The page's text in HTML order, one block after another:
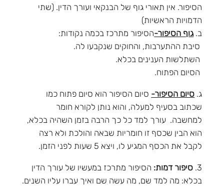
הסיפור. אין תאורי גוף של הבנקאי ועורך הדין. (שתי
הדמויות הראשיות)
ב.גוף הסיפור-הסיפור מתרכז בכמה נקודות:
סיבת ההתערבות, והחוקים שנקבעו לה.
השתלשות הענינים בכלא.
הסיום הפתוח.
ג. סיום הסיפור- סיום הסיפור הוא סיום פתוח כמו
שכתוב בסעיף למעלה, והוא נותן לקורא חומר
למחשבה. עורך למד כל כך הרבה בזמן השהיה בכלא,
הוא הבין שכסף זו חומריות שבאה והולכת ולא רצה
לקבל את הכסף המגיע לו, ויצא 5 שעות לפני הזמן.
3. סיפור דמות: הסיפור מתרכז במעשיו של עורך הדין
בכלא: מה למד שם, מה עשה שם ואיך עברו עליו השנים.